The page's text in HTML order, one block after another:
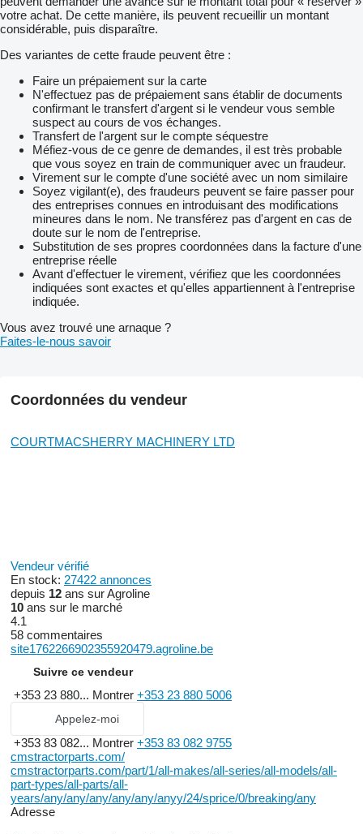
votre achat. De cette manière, ils peuvent recueillir un montant
considérable, puis disparaître.
Des variantes de cette fraude peuvent être :
Faire un prépaiement sur la carte
N'effectuez pas de prépaiement sans établir de documents
confirmant le transfert d'argent si le vendeur vous semble
suspect au cours de vos échanges.
Transfert de l'argent sur le compte séquestre
Méfiez-vous de ce genre de demandes, il est très probable
que vous soyez en train de communiquer avec un fraudeur.
Virement sur le compte d'une société avec un nom similaire
Soyez vigilant(e), des fraudeurs peuvent se faire passer pour
des entreprises connues en introduisant des modifications
mineures dans le nom. Ne transférez pas d'argent en cas de
doute sur le nom de l'entreprise.
Substitution de ses propres coordonnées dans la facture d'une
entreprise réelle
Avant d'effectuer le virement, vérifiez que les coordonnées
indiquées sont exactes et qu'elles appartiennent à l'entreprise
indiquée.
Vous avez trouvé une arnaque ?
Faites-le-nous savoir
Coordonnées du vendeur
COURTMACSHERRY MACHINERY LTD
Vendeur vérifié
En stock: 27422 annonces
depuis 12 ans sur Agroline
10 ans sur le marché
4.1
58 commentaires
site1762266902355920479.agroline.be
Suivre ce vendeur
+353 23 880... Montrer +353 23 880 5006
Appelez-moi
+353 83 082... Montrer +353 83 082 9755
cmstractorparts.com/
cmstractorparts.com/part/1/all-makes/all-series/all-models/all-
part-types/all-parts/all-
years/any/any/any/any/any/anyy/24/sprice/0/breaking/any
Adresse